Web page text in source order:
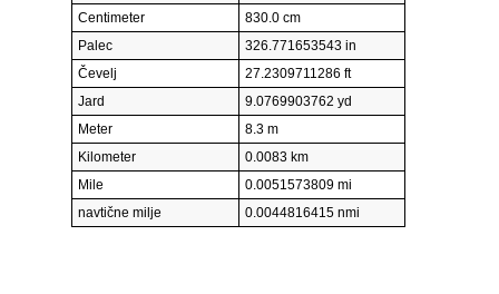
Centimeter
830.0 cm
Palec
326.771653543 in
Čevelj
27.2309711286 ft
Jard
9.0769903762 yd
Meter
8.3 m
Kilometer
0.0083 km
Mile
0.0051573809 mi
navtične milje
0.0044816415 nmi